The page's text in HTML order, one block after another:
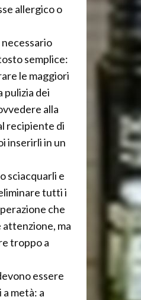
allergico o
semplice:
le maggiori
dei
alla
recipiente di
inserirli in un
sciacquarli e
tutti i
che
ma
troppo a
essere
metà: a